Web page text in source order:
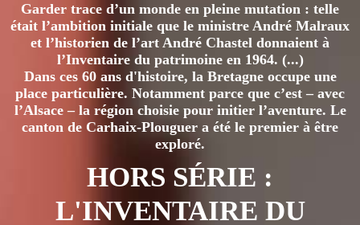
Garder trace d’un monde en pleine mutation : telle
était l’ambition initiale que le ministre André Malraux
et l’historien de l’art André Chastel donnaient à
l’Inventaire du patrimoine en 1964. (...)
Dans ces 60 ans d'histoire, la Bretagne occupe une
place particulière. Notamment parce que c’est – avec
l’Alsace – la région choisie pour initier l’aventure. Le
canton de Carhaix-Plouguer a été le premier à être
exploré.
HORS SÉRIE :
L'INVENTAIRE DU